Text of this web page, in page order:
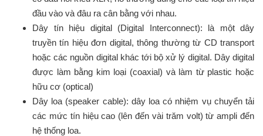
đầu vào và đâu ra cân bằng với nhau.
Dây tín hiệu digital (Digital Interconnect): là một dây
truyền tín hiệu đơn digital, thông thường từ CD transport
hoặc các nguồn digital khác tới bộ xử lý digital. Dây digital
được làm bằng kim loại (coaxial) và làm từ plastic hoặc
hữu cơ (optical)
Dây loa (speaker cable): dây loa có nhiệm vụ chuyển tải
các mức tín hiệu cao (lên đến vài trăm volt) từ ampli đến
hệ thống loa.